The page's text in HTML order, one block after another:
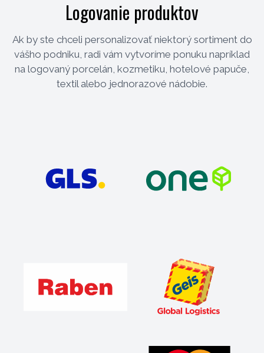
Logovanie produktov
Ak by ste chceli personalizovať niektorý sortiment do
vášho podniku, radi vám vytvoríme ponuku napríklad
na logovaný porcelán, kozmetiku, hotelové papuče,
textil alebo jednorazové nádobie.